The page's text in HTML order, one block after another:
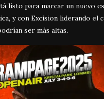
listo para marcar un nuevo
y con Excision liderando el
ser más altas.